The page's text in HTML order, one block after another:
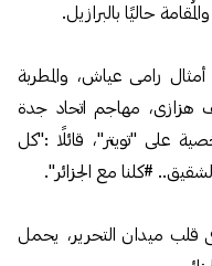
حاليًا بالبرازيل.
رامى عياش، والمطربة
هزازى، مهاجم اتحاد جدة
على "تويتر"، قائلًا :"كل
#كلنا مع الجزائر".
قلب ميدان التحرير، يحمل